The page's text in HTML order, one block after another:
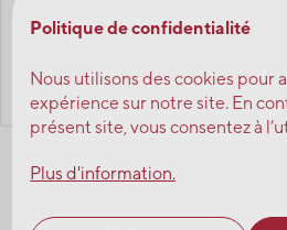
Poudre de pépins de
Politique de confidentialité
Nous utilisons des cookies pour
expérience sur notre site. En
présent site, vous consentez à
Plus d'information.